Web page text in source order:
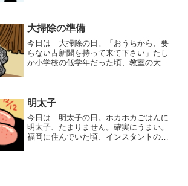
大掃除の準備
今日は 大掃除の日。「おうちから、要
らない古新聞を持って来て下さい」たし
か小学校の低学年だった頃、教室の大掃
何をするんだろうか？と思...
明太子
今日は 明太子の日。ホカホカごはんに
明太子、たまりません。確実にうまい。
福岡に住んでいた頃、インスタントの豚